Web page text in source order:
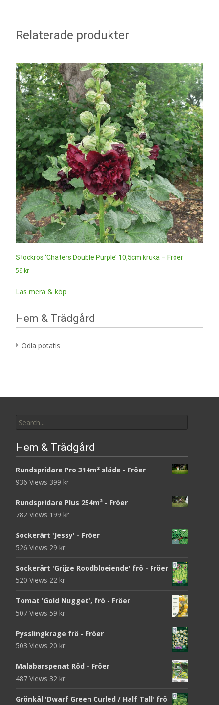
Relaterade produkter
Stockros ‘Chaters Double Purple’ 10,5cm kruka – Fröer
59 kr
Läs mera & köp
Hem & Trädgård
Odla potatis
for:
Hem & Trädgård
Rundspridare Pro 314m² släde - Fröer
936 Views 399 kr
Rundspridare Plus 254m² - Fröer
782 Views 199 kr
Sockerärt 'Jessy' - Fröer
526 Views 29 kr
Sockerärt 'Grijze Roodbloeiende' frö - Fröer
520 Views 22 kr
Tomat 'Gold Nugget', frö - Fröer
507 Views 59 kr
Pysslingkrage frö - Fröer
503 Views 20 kr
Malabarspenat Röd - Fröer
487 Views 32 kr
Grönkål 'Dwarf Green Curled / Half Tall' frö